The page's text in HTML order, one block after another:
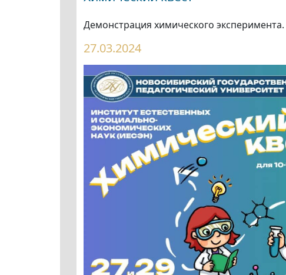
Демонстрация химического
27.03.2024